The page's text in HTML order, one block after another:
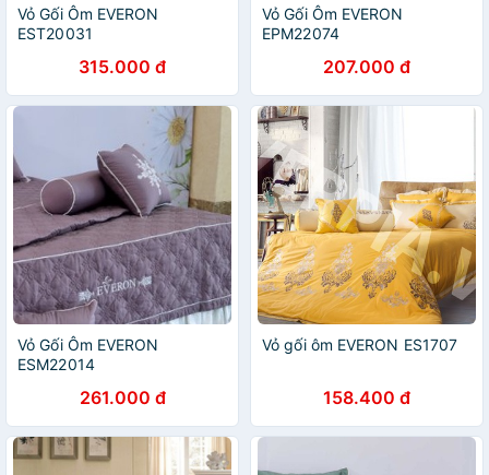
Vỏ Gối Ôm EVERON
EST20031
315.000 đ
Vỏ Gối Ôm EVERON
EPM22074
207.000 đ
Vỏ Gối Ôm EVERON
ESM22014
261.000 đ
Vỏ gối ôm EVERON ES1707
158.400 đ